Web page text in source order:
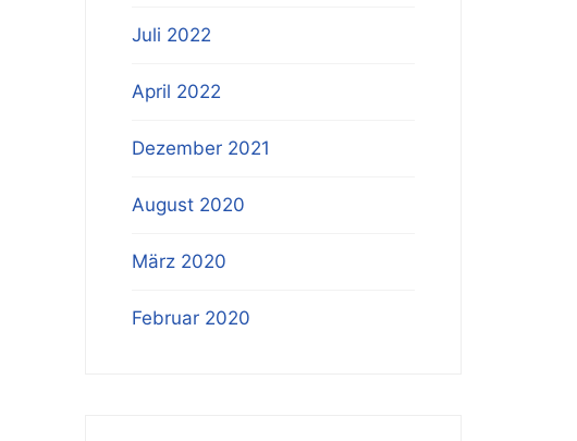
Juli 2022
April 2022
Dezember 2021
August 2020
März 2020
Februar 2020